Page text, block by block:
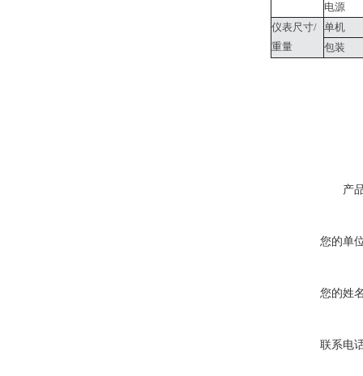
电源
仪表尺寸/
重量
单机
包装
产
您的单
您的姓
联系电